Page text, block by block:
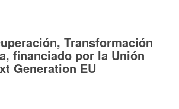
Transformación
financiado por la Unión
Generation EU